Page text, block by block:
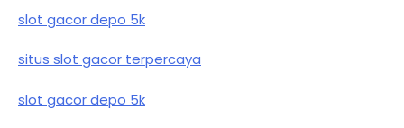
slot gacor depo 5k
situs slot gacor terpercaya
slot gacor depo 5k